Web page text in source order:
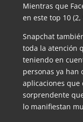
Mientras que
en este top 10 (2,
Snapchat
toda la atención
teniendo en
personas ya han
aplicaciones que
sorprendente
lo manifiestan